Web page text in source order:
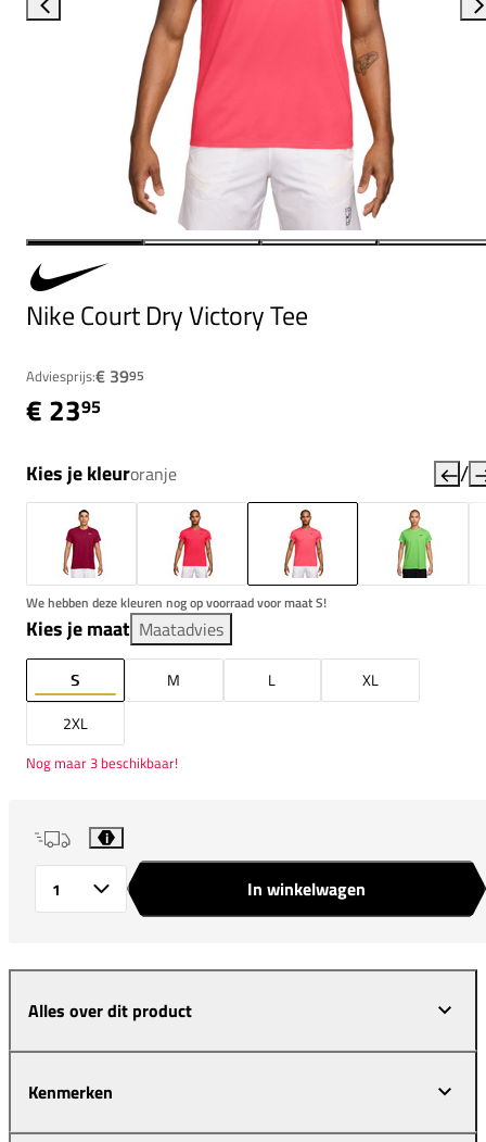
Nike Court Dry Victory Tee
Adviesprijs:€ 3995
€ 2395
Kies je kleuroranje /
We hebben deze kleuren nog op voorraad voor maat S!
Kies je maat Maatadvies
S M L
XL
2XL
Nog maar 3 beschikbaar!
i
In winkelwagen
Alles over dit product
Kenmerken